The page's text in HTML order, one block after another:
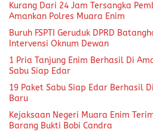
Kurang Dari 24 Jam Tersangka
Amankan Polres Muara Enim
Buruh FSPTI Geruduk DPRD
Intervensi Oknum Dewan
1 Pria Tanjung Enim Berhasil Di
Sabu Siap Edar
19 Paket Sabu Siap Edar Berhasil
Baru
Kejaksaan Negeri Muara Enim
Barang Bukti Bobi Candra